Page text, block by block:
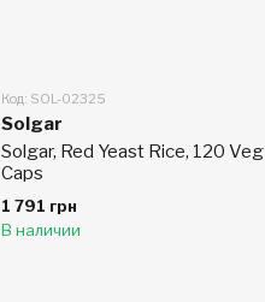
Код: SOL-02325
Solgar
Solgar, Red Yeast Rice, 120 Veg
Caps
1 791 грн
В наличии